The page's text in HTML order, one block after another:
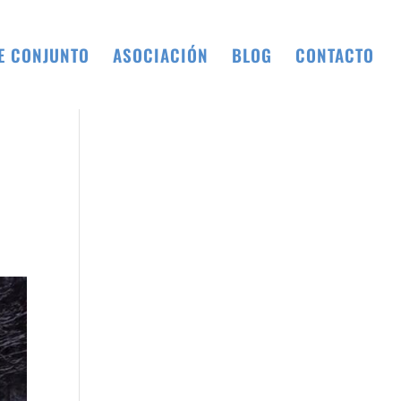
CONJUNTO ASOCIACIÓN BLOG CONTACTO